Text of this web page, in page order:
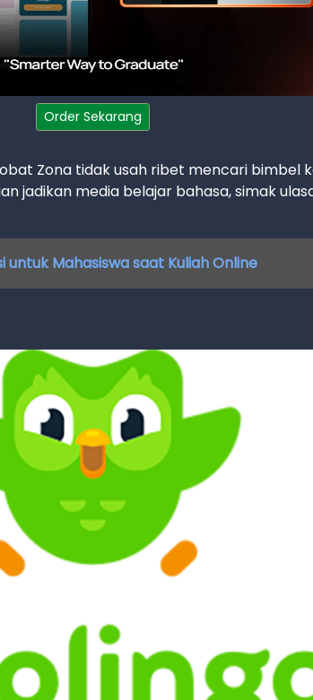
Order Sekarang
Zona tidak usah ribet mencari bimbel
jadikan media belajar bahasa, simak
untuk Mahasiswa saat Kuliah Online